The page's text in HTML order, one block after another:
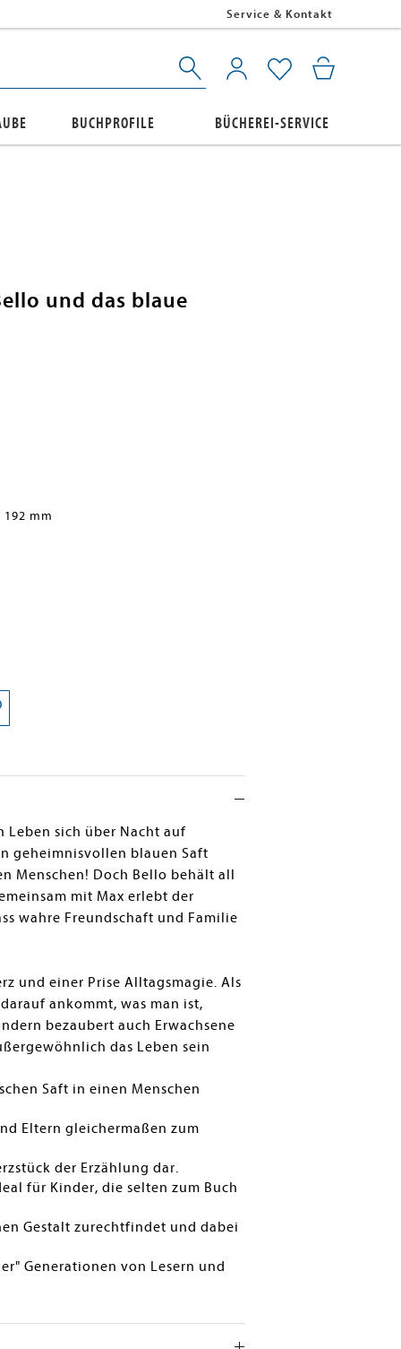
Service & Kontakt
BUCHPROFILE BÜCHEREI-SERVICE
und das blaue
mm
Leben sich über Nacht auf
geheimnisvollen blauen Saft
Menschen! Doch Bello behält all
mit Max erlebt der
wahre Freundschaft und Familie
und einer Prise Alltagsmagie. Als
ankommt, was man ist,
bezaubert auch Erwachsene
das Leben sein
Saft in einen Menschen
Eltern gleichermaßen zum
der Erzählung dar.
für Kinder, die selten zum Buch
Gestalt zurechtfindet und dabei
Generationen von Lesern und